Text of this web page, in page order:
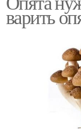
варить